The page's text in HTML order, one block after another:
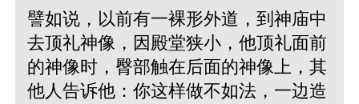
譬如说，以前有一裸形外道，到神庙中
去顶礼神像，因殿堂狭小，他顶礼面前
的神像时，臀部触在后面的神像上，其
他人告诉他：你这样做不如法，一边造